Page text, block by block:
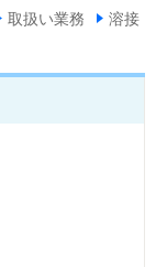
取扱い業務 溶接